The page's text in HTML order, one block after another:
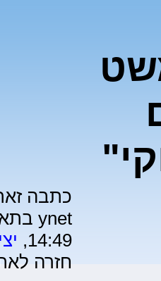
כתבה
14:49,
חזרה